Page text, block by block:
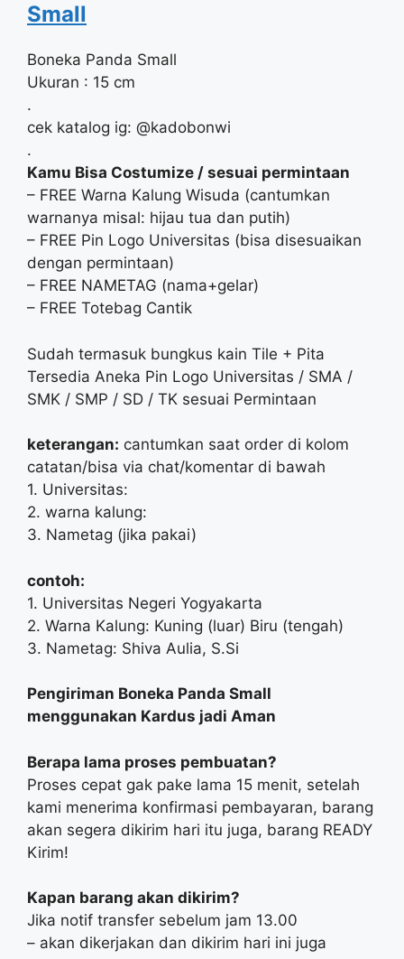
Small
Boneka Panda Small
Ukuran : 15 cm
.
cek katalog ig: @kadobonwi
.
Kamu Bisa Costumize / sesuai permintaan
– FREE Warna Kalung Wisuda (cantumkan
warnanya misal: hijau tua dan putih)
– FREE Pin Logo Universitas (bisa disesuaikan
dengan permintaan)
– FREE NAMETAG (nama+gelar)
– FREE Totebag Cantik
Sudah termasuk bungkus kain Tile + Pita
Tersedia Aneka Pin Logo Universitas / SMA /
SMK / SMP / SD / TK sesuai Permintaan
keterangan: cantumkan saat order di kolom
catatan/bisa via chat/komentar di bawah
1. Universitas:
2. warna kalung:
3. Nametag (jika pakai)
contoh:
1. Universitas Negeri Yogyakarta
2. Warna Kalung: Kuning (luar) Biru (tengah)
3. Nametag: Shiva Aulia, S.Si
Pengiriman Boneka Panda Small
menggunakan Kardus jadi Aman
Berapa lama proses pembuatan?
Proses cepat gak pake lama 15 menit, setelah
kami menerima konfirmasi pembayaran, barang
akan segera dikirim hari itu juga, barang READY
Kirim!
Kapan barang akan dikirim?
Jika notif transfer sebelum jam 13.00
– akan dikerjakan dan dikirim hari ini juga